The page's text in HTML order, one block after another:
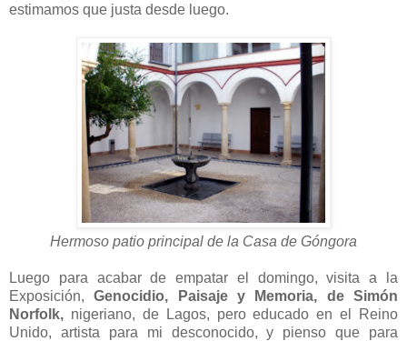
estimamos que justa desde luego.
Hermoso patio principal de la Casa de Góngora
Luego para acabar de empatar el domingo, visita a la
Exposición,Genocidio, Paisaje y Memoria, de Simón
Norfolk, nigeriano, de Lagos, pero educado en el Reino
Unido, artista para mi desconocido, y pienso que para